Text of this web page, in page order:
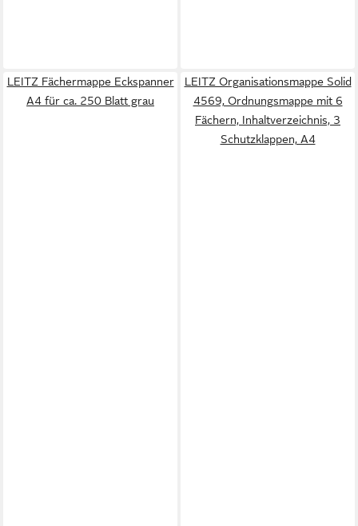
LEITZ Fächermappe Eckspanner
A4 für ca. 250 Blatt grau
LEITZ Organisationsmappe Solid
4569, Ordnungsmappe mit 6
Fächern, Inhaltverzeichnis, 3
Schutzklappen, A4